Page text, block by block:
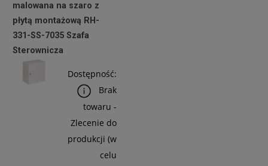
Koszyka
malowana na szaro z
płytą montażową RH-
331-SS-7035 Szafa
Sterownicza
Dostępność:
Brak
towaru -
Zlecenie do
produkcji (w
celu